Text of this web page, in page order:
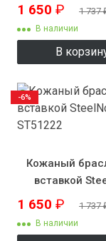
1 650 ₽ 1 737
В наличии
В
Кожаный
вставкой
ST51222
1 650 ₽ 1 737
В наличии
-6%